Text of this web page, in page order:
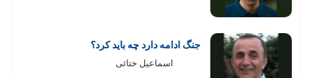
جنگ ادامه دارد چه باید کرد؟
اسماعیل ختائی